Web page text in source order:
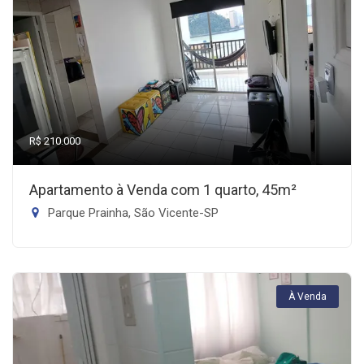
R$ 210.000
Apartamento à Venda com 1 quarto, 45m²
Parque Prainha, São Vicente-SP
À Venda